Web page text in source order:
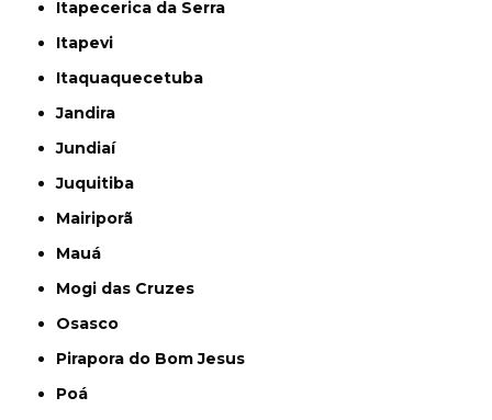
Itapecerica da Serra
Itapevi
Itaquaquecetuba
Jandira
Jundiaí
Juquitiba
Mairiporã
Mauá
Mogi das Cruzes
Osasco
Pirapora do Bom Jesus
Poá